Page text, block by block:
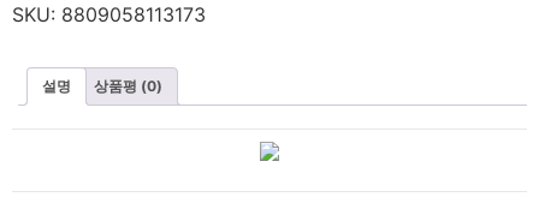
SKU: 8809058113173
설명 상품평 (0)